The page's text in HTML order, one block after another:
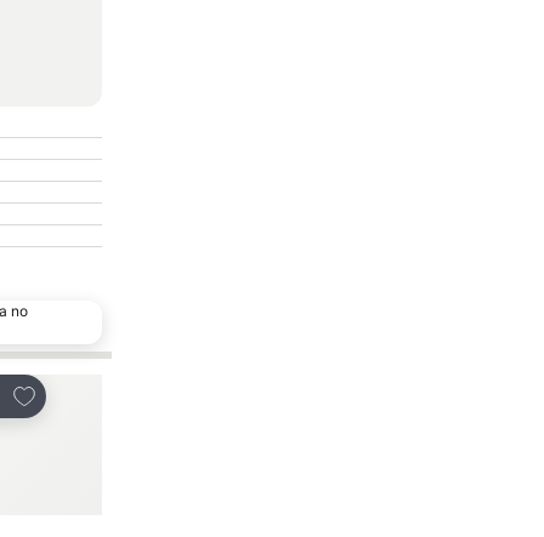
no
Adicionar aos favoritos